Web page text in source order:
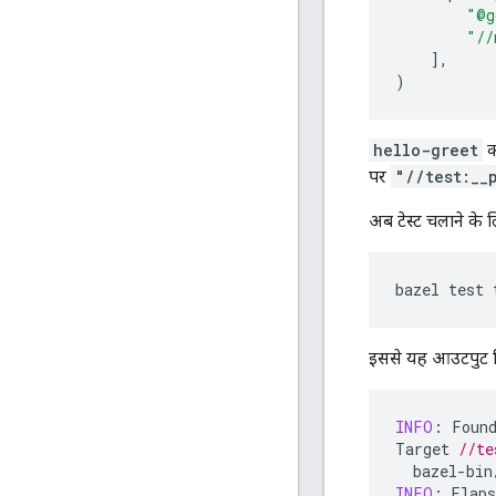
"//
],
)
hello-greet
पर "//
अब टेस्ट चलाने के
bazel test
इससे यह आउटपुट
INFO :
Found
Target //
bazel-bin